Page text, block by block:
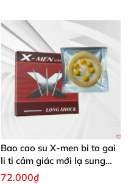
Bao cao su X-men bi to gai
li ti cảm giác mới lạ sung
sướng
72.000₫